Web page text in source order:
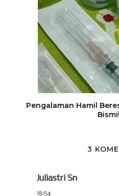
Pengalaman Hamil
3
Juliastri Sn
18:54